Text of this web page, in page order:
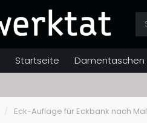
Startseite Damentaschen
/ Eck-Auflage für Eckbank nach